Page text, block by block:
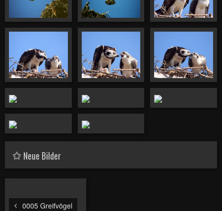
Neue Bilder
0005 Greifvögel